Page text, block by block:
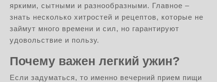
яркими, сытными и разнообразными. Главное –
знать несколько хитростей и рецептов, которые не
займут много времени и сил, но гарантируют
удовольствие и пользу.
Почему важен легкий ужин?
Если задуматься, то именно вечерний прием пищи